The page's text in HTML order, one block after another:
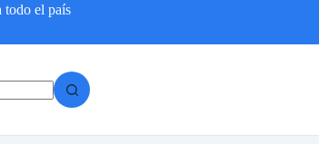
todo el país